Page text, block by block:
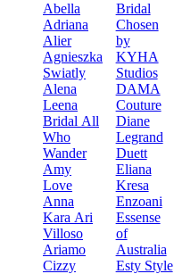
Abella
Adriana
Alier
Agnieszka
Swiatly
Alena
Leena
Bridal All
Who
Wander
Amy
Love
Anna
Kara Ari
Villoso
Ariamo
Cizzy
Bridal
Chosen
by
KYHA
Studios
DAMA
Couture
Diane
Legrand
Duett
Eliana
Kresa
Enzoani
Essense
of
Australia
Esty Style